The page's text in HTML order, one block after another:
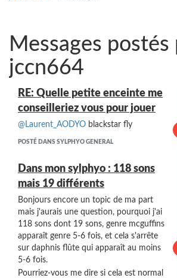
Messages postés
jccn664
RE: Quelle petite enceinte me
conseilleriez vous pour jouer
@Laurent_AODYO blackstar fly
POSTÉ DANS SYLPHYO GENERAL
Dans mon sylphyo : 118 sons
mais 19 différents
Bonjours encore un topic de ma part
mais j'aurais une question, pourquoi j'ai
118 sons dont 19 sons, genre mcguffins
apparaît genre 5-6 fois, et cela s'arrête
sur daphnis flûte qui apparaît au moins
5-6 fois.
Pourriez-vous me dire si cela est normal